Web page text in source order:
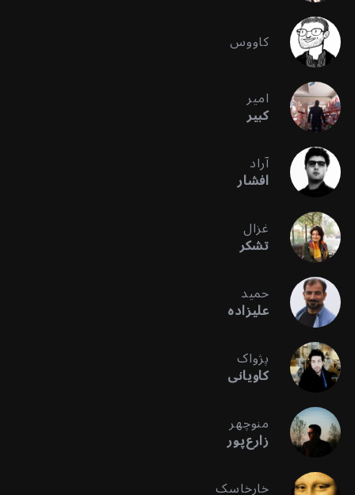
کاووس
امیر
کبیر
آراد
افشار
غزال
تشکر
حمید
علیزاده
پژواک
کاویانی
منوچهر
زارع‌پور
خارخاسک